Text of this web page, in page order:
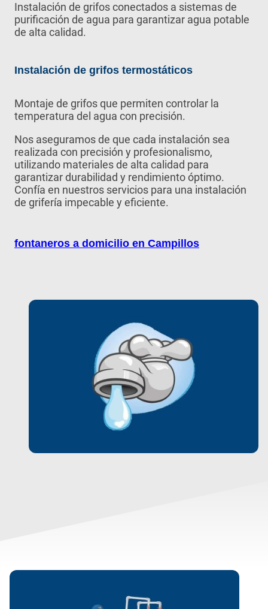
Instalación de grifos conectados a sistemas de
purificación de agua para garantizar agua potable
de alta calidad.
Instalación de grifos termostáticos
Montaje de grifos que permiten controlar la
temperatura del agua con precisión.
Nos aseguramos de que cada instalación sea
realizada con precisión y profesionalismo,
utilizando materiales de alta calidad para
garantizar durabilidad y rendimiento óptimo.
Confía en nuestros servicios para una instalación
de grifería impecable y eficiente.
fontaneros a domicilio en Campillos